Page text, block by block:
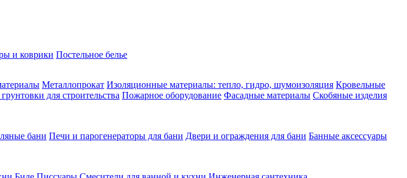
и коврики Постельное белье
Металлопрокат Изоляционные материалы: тепло, гидро, шумоизоляция Кровельные
для строительства Пожарное оборудование Фасадные материалы Скобяные изделия
бани Печи и парогенераторы для бани Двери и ограждения для бани Банные аксессуары